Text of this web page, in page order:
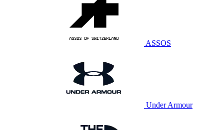
ASSOS
Under Armour